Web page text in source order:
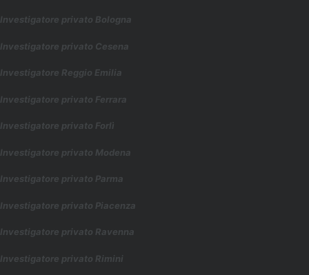
Investigatore privato Bologna
Investigatore privato Cesena
Investigatore Reggio Emilia
Investigatore privato Ferrara
Investigatore privato Forlì
Investigatore privato Modena
Investigatore privato Parma
Investigatore privato Piacenza
Investigatore privato Ravenna
Investigatore privato Rimini